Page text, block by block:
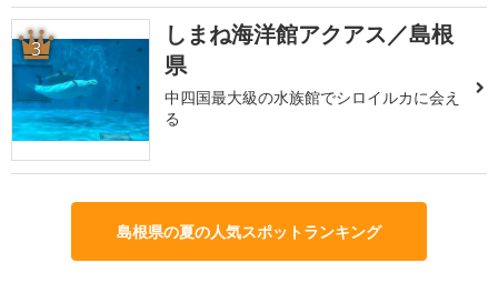
3
しまね海洋館アクアス／島根
県
中四国最大級の水族館でシロイルカに会え
る
島根県の夏の人気スポットランキング